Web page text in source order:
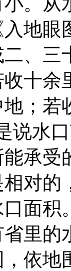
地眼
、
十
；若
说水
承受
对的
面
里
依